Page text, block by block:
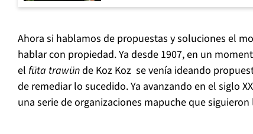
Ahora si hablamos de propuestas y soluciones el
hablar con propiedad. Ya desde 1907, en un
el füta trawünde Koz Koz se venía ideando
de remediar lo sucedido. Ya avanzando en el siglo
una serie de organizaciones mapuche que